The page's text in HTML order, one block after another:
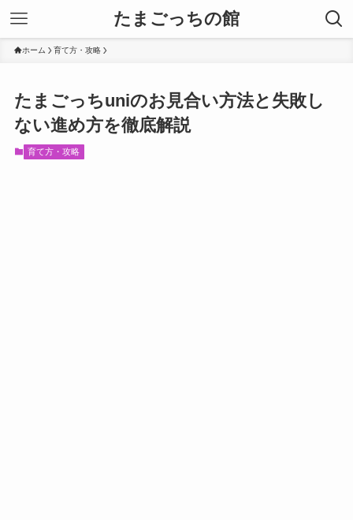
たまごっちの館
ホーム 育て方・攻略
たまごっちuniのお見合い方法と失敗し
ない進め方を徹底解説
育て方・攻略